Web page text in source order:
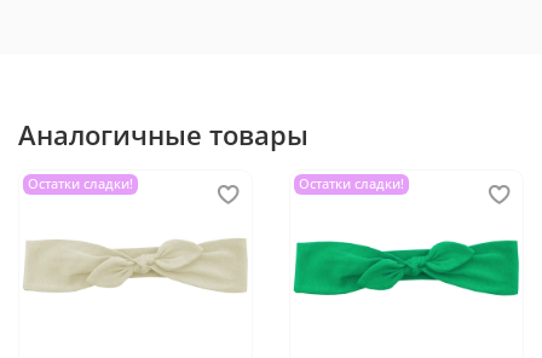
Аналогичные товары
Остатки сладки! Остатки сладки!